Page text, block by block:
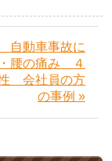
自動車事故に
腰の痛み ４
会社員の方
の事例 »